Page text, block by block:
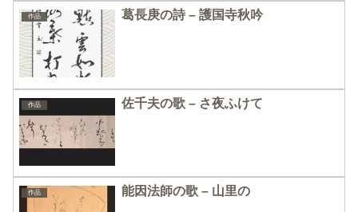
作品 葛長庚の詩 – 護国寺秋吟
作品 佐千夫の歌 – さ夜ふけて
作品 能因法師の歌 – 山里の